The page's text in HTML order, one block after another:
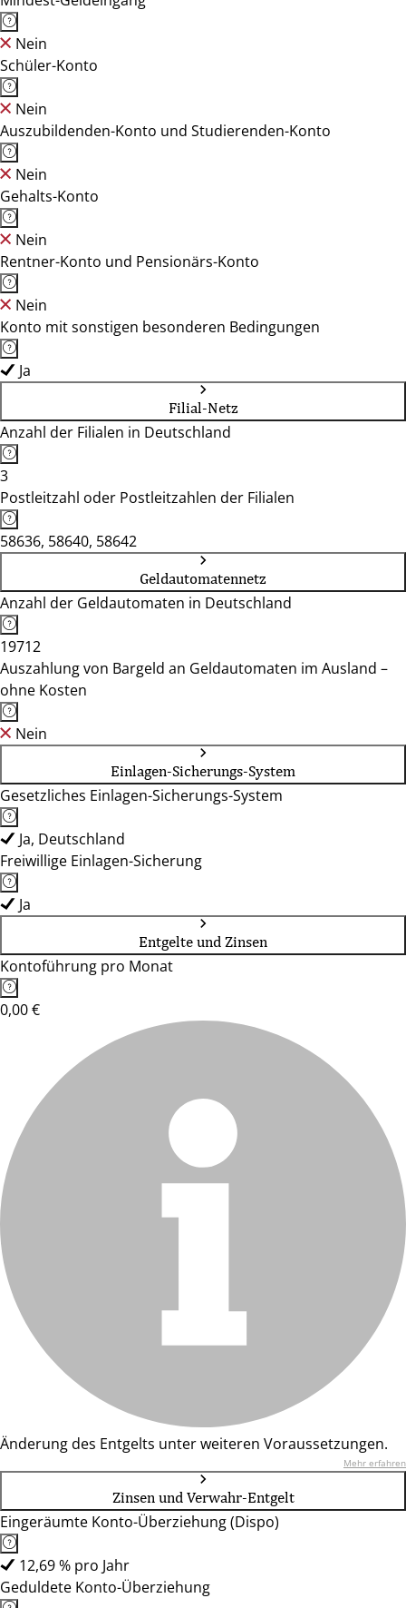
Nein
Schüler-Konto
Nein
Auszubildenden-Konto und Studierenden-Konto
Nein
Gehalts-Konto
Nein
Rentner-Konto und Pensionärs-Konto
Nein
Konto mit sonstigen besonderen Bedingungen
Ja
Filial-Netz
Anzahl der Filialen in Deutschland
3
Postleitzahl oder Postleitzahlen der Filialen
58636, 58640, 58642
Geldautomatennetz
Anzahl der Geldautomaten in Deutschland
19712
Auszahlung von Bargeld an Geldautomaten im Ausland –
ohne Kosten
Nein
Einlagen-Sicherungs-System
Gesetzliches Einlagen-Sicherungs-System
Ja, Deutschland
Freiwillige Einlagen-Sicherung
Ja
Entgelte und Zinsen
Kontoführung pro Monat
0,00 €
Änderung des Entgelts unter weiteren Voraussetzungen.
Mehr erfahren
Zinsen und Verwahr-Entgelt
Eingeräumte Konto-Überziehung (Dispo)
12,69 % pro Jahr
Geduldete Konto-Überziehung